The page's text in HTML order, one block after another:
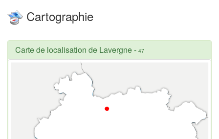
Cartographie
Carte de localisation de Lavergne- 47